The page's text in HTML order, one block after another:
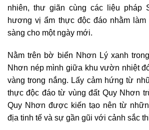
nhiên, thư giãn cùng các liệu pháp
hương vị ẩm thực độc đáo nhằm làm
sàng cho một ngày mới.
Nằm trên bờ biển Nhơn Lý xanh
Nhơn nép mình giữa khu vườn nhiệt
vàng trong nắng. Lấy cảm hứng từ
thực độc đáo từ vùng đất Quy Nhơn
Quy Nhơn được kiến tạo nên từ
địa tinh tế và sự gần gũi với cảnh sắc